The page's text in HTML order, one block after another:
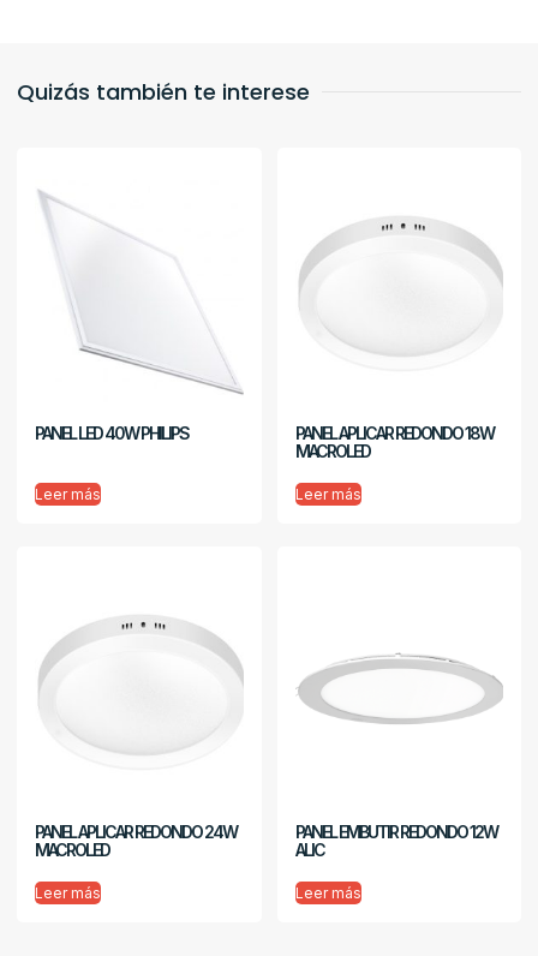
Quizás también te interese
PANEL LED 40W PHILIPS
Leer más
PANEL APLICAR REDONDO 18W
MACROLED
Leer más
PANEL APLICAR REDONDO 24W
MACROLED
Leer más
PANEL EMBUTIR REDONDO 12W
ALIC
Leer más